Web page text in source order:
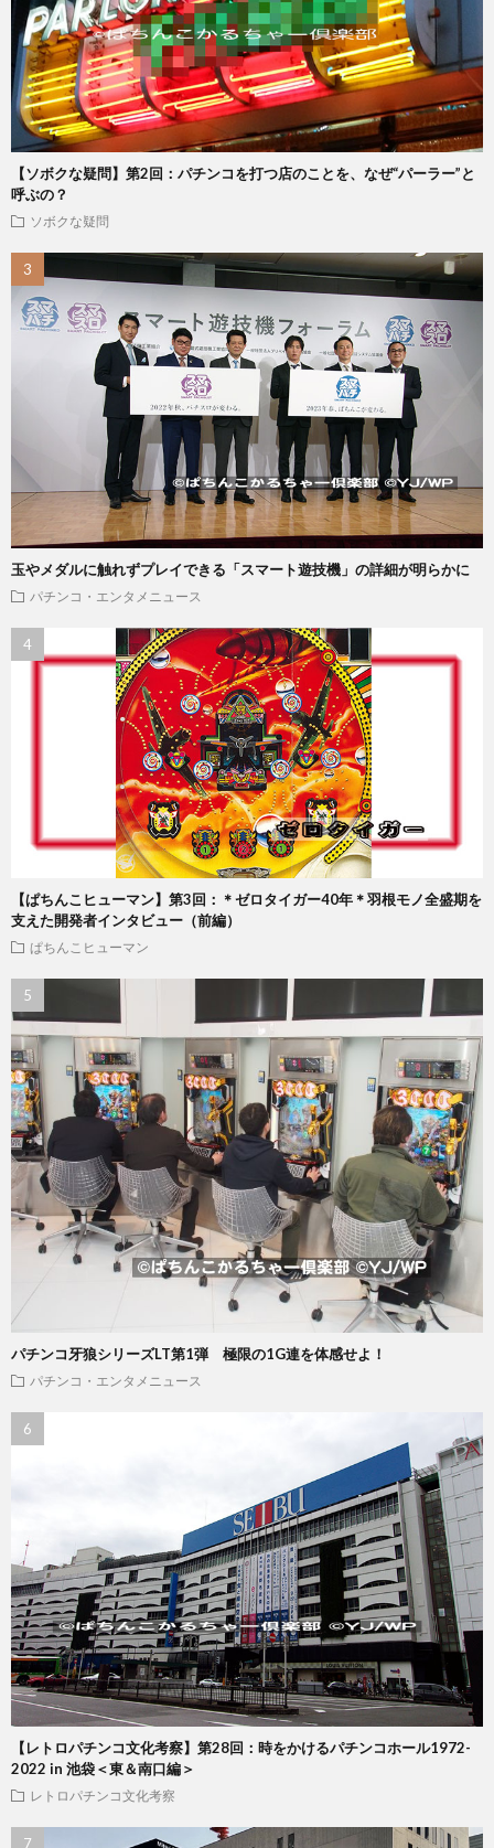
【ソボクな疑問】第2回：パチンコを打つ店のことを、なぜ“パーラー”と
呼ぶの？
ソボクな疑問
玉やメダルに触れずプレイできる「スマート遊技機」の詳細が明らかに
パチンコ・エンタメニュース
【ぱちんこヒューマン】第3回：＊ゼロタイガー40年＊羽根モノ全盛期を
支えた開発者インタビュー（前編）
ぱちんこヒューマン
パチンコ牙狼シリーズLT第1弾 極限の1G連を体感せよ！
パチンコ・エンタメニュース
【レトロパチンコ文化考察】第28回：時をかけるパチンコホール1972-
2022 in 池袋＜東＆南口編＞
レトロパチンコ文化考察